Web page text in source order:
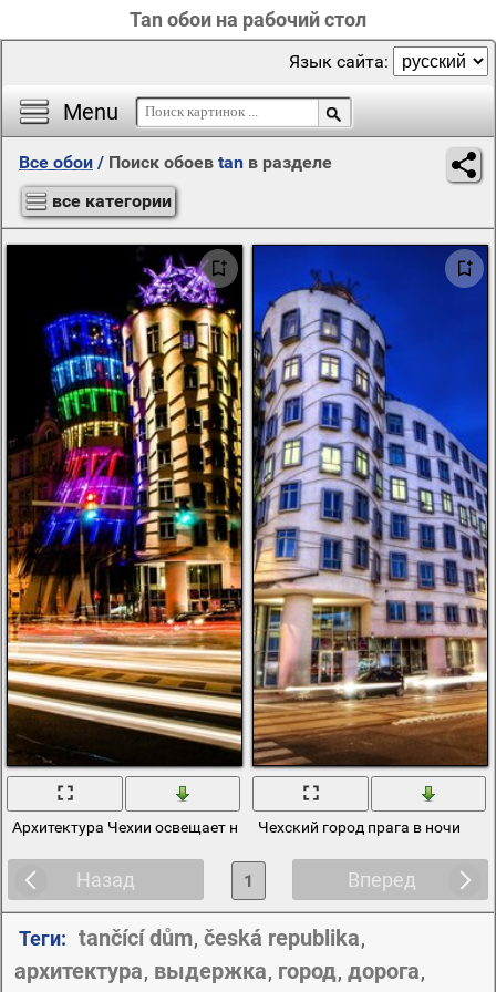
Tan обои на рабочий стол
Menu
Язык сайта:
Все обои / Поиск обоев tan в разделе
все категории
Архитектура Чехии освещает ночную улицуЧехский город прага в ночи
Назад Вперед
1
Теги: tančící dům, česká republika,
архитектура, выдержка, город, дорога,